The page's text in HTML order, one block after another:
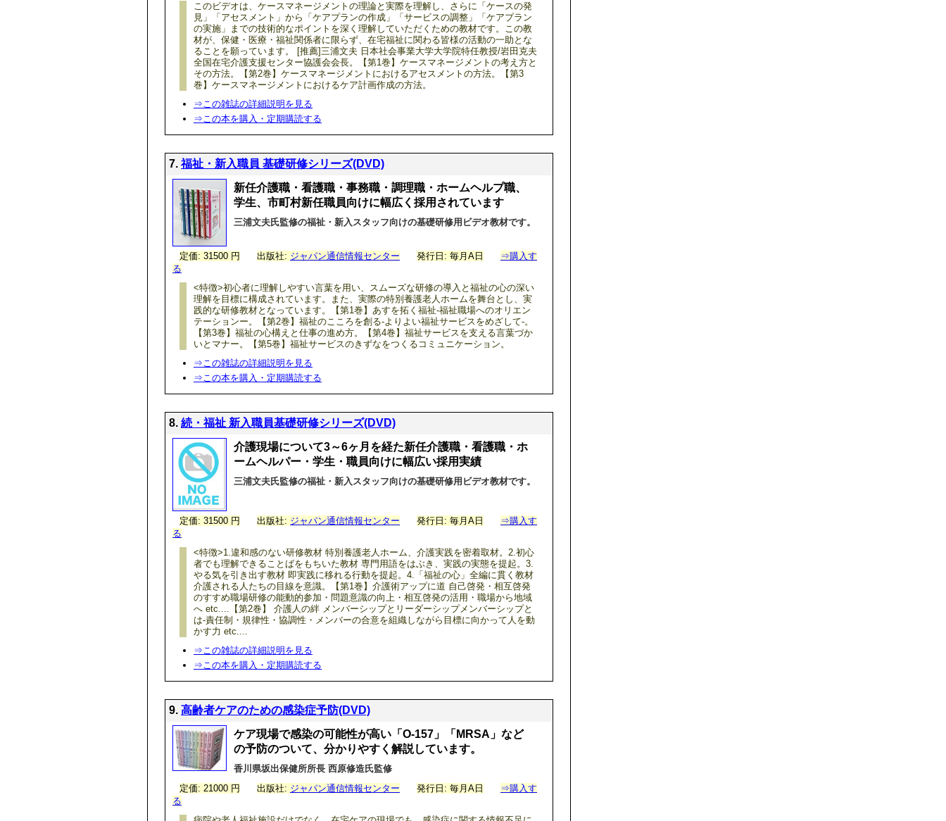
このビデオは、ケースマネージメントの理論と実際を理解し、さらに「ケースの発
見」「アセスメント」から「ケアプランの作成」「サービスの調整」「ケアプラン
の実施」までの技術的なポイントを深く理解していただくための教材です。この教
材が、保健・医療・福祉関係者に限らず、在宅福祉に関わる皆様の活動の一助とな
ることを願っています。 [推薦]三浦文夫 日本社会事業大学大学院特任教授/岩田克夫
全国在宅介護支援センター協護会会長。【第1巻】ケースマネージメントの考え方と
その方法。【第2巻】ケースマネージメントにおけるアセスメントの方法。【第3
巻】ケースマネージメントにおけるケア計画作成の方法。
⇒この雑誌の詳細説明を見る
⇒この本を購入・定期購読する
7. 福祉・新入職員 基礎研修シリーズ(DVD)
新任介護職・看護職・事務職・調理職・ホームヘルプ職、
学生、市町村新任職員向けに幅広く採用されています
三浦文夫氏監修の福祉・新入スタッフ向けの基礎研修用ビデオ教材です。
定価: 31500 円 出版社: ジャパン通信情報センター 発行日: 毎月A日
⇒購入す
る
<特徴>初心者に理解しやすい言葉を用い、スムーズな研修の導入と福祉の心の深い
理解を目標に構成されています。また、実際の特別養護老人ホームを舞台とし、実
践的な研修教材となっています。【第1巻】あすを拓く福祉-福祉職場へのオリエン
テーションー。【第2巻】福祉のこころを創る-よりよい福祉サービスをめざして-。
【第3巻】福祉の心構えと仕事の進め方。【第4巻】福祉サービスを支える言葉づか
いとマナー。【第5巻】福祉サービスのきずなをつくるコミュニケーション。
⇒この雑誌の詳細説明を見る
⇒この本を購入・定期購読する
8. 続・福祉 新入職員基礎研修シリーズ(DVD)
介護現場について3～6ヶ月を経た新任介護職・看護職・ホ
ームヘルパー・学生・職員向けに幅広い採用実績
三浦文夫氏監修の福祉・新入スタッフ向けの基礎研修用ビデオ教材です。
定価: 31500 円 出版社: ジャパン通信情報センター 発行日: 毎月A日
⇒購入す
る
<特徴>1.違和感のない研修教材 特別養護老人ホーム、介護実践を密着取材。2.初心
者でも理解できることばをもちいた教材 専門用語をはぶき、実践の実態を提起。3.
やる気を引き出す教材 即実践に移れる行動を提起。4.「福祉の心」全編に貫く教材
介護される人たちの目線を意識。【第1巻】介護術アップに道 自己啓発・相互啓発
のすすめ職場研修の能動的参加・問題意識の向上・相互啓発の活用・職場から地域
へ etc....【第2巻】 介護人の絆 メンバーシップとリーダーシップメンバーシップと
は-責任制・規律性・協調性・メンバーの合意を組織しながら目標に向かって人を動
かす力 etc....
⇒この雑誌の詳細説明を見る
⇒この本を購入・定期購読する
9. 高齢者ケアのための感染症予防(DVD)
ケア現場で感染の可能性が高い「O-157」「MRSA」など
の予防のついて、分かりやすく解説しています。
香川県坂出保健所所長 西原修造氏監修
定価: 21000 円
出版社: ジャパン通信情報センター 発行日: 毎月A日
⇒購入す
る